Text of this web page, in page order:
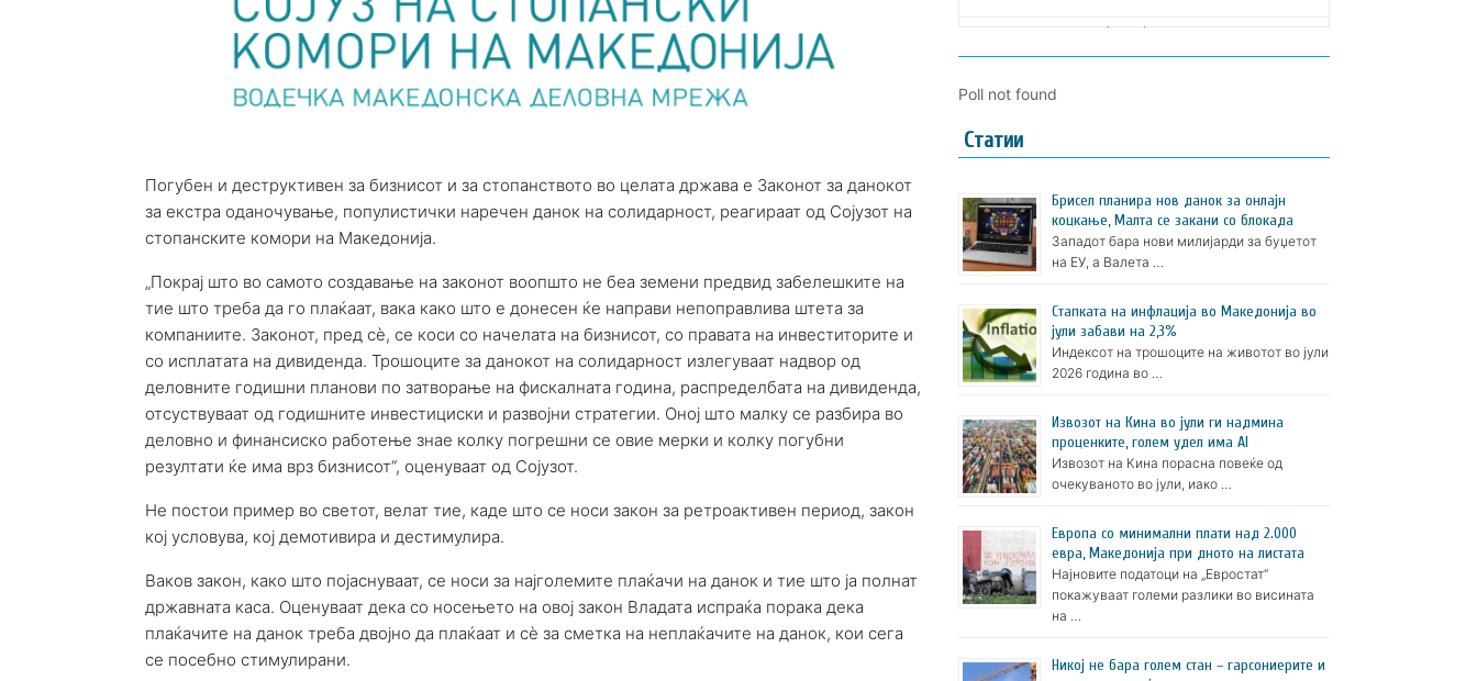
Погубен и деструктивен за бизнисот и за стопанството во целата држава е Законот за данокот
за екстра оданочување, популистички наречен данок на солидарност, реагираат од Сојузот на
стопанските комори на Македонија.
„Покрај што во самото создавање на законот воопшто не беа земени предвид забелешките на
тие што треба да го плаќаат, вака како што е донесен ќе направи непоправлива штета за
компаниите. Законот, пред сè, се коси со начелата на бизнисот, со правата на инвеститорите и
со исплатата на дивиденда. Трошоците за данокот на солидарност излегуваат надвор од
деловните годишни планови по затворање на фискалната година, распределбата на дивиденда,
отсуствуваат од годишните инвестициски и развојни стратегии. Оној што малку се разбира во
деловно и финансиско работење знае колку погрешни се овие мерки и колку погубни
резултати ќе има врз бизнисот“, оценуваат од Сојузот.
Не постои пример во светот, велат тие, каде што се носи закон за ретроактивен период, закон
кој условува, кој демотивира и дестимулира.
Ваков закон, како што појаснуваат, се носи за најголемите плаќачи на данок и тие што ја полнат
државната каса. Оценуваат дека со носењето на овој закон Владата испраќа порака дека
плаќачите на данок треба двојно да плаќаат и сè за сметка на неплаќачите на данок, кои сега
се посебно стимулирани.
Poll not found
Статии
Брисел планира нов данок за онлајн
коцкање, Малта се закани со блокада
Западот бара нови милијарди за буџетот
на ЕУ, а Валета …
Стапката на инфлација во Македонија во
јули забави на 2,3%
Индексот на трошоците на животот во јули
2026 година во …
Извозот на Кина во јули ги надмина
проценките, голем удел има AI
Извозот на Кина порасна повеќе од
очекуваното во јули, иако …
Европа со минимални плати над 2.000
евра, Македонија при дното на листата
Најновите податоци на „Евростат“
покажуваат големи разлики во висината
на …
Никој не бара голем стан – гарсониерите и